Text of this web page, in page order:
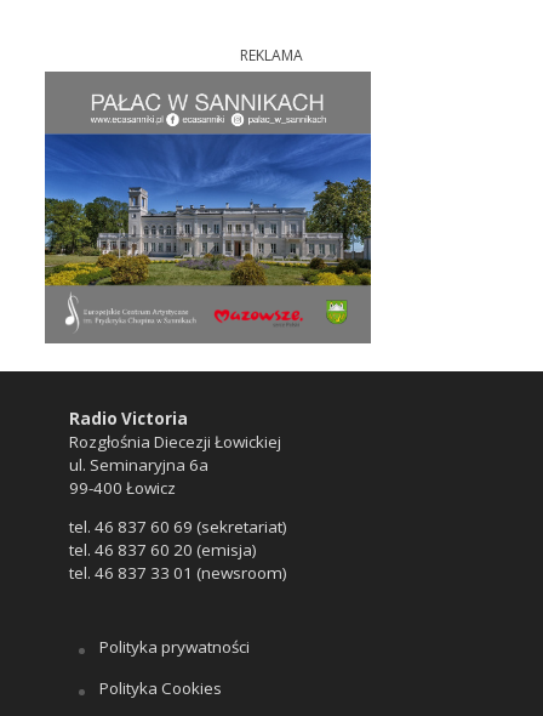
REKLAMA
Radio Victoria
Rozgłośnia Diecezji Łowickiej
ul. Seminaryjna 6a
99-400 Łowicz
tel. 46 837 60 69 (sekretariat)
tel. 46 837 60 20 (emisja)
tel. 46 837 33 01 (newsroom)
Polityka prywatności
Polityka Cookies